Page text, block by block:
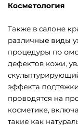
Косметология
Также в салоне
различные виды
процедуры по
дефектов кожи,
эффекта
проводятся на
косметике,
такие как